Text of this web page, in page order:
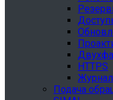
HTTPS
Подача